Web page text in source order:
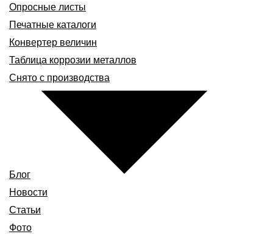
Опросные листы
Печатные каталоги
Конвертер величин
Таблица коррозии металлов
Снято с производства
Блог
Новости
Статьи
Фото